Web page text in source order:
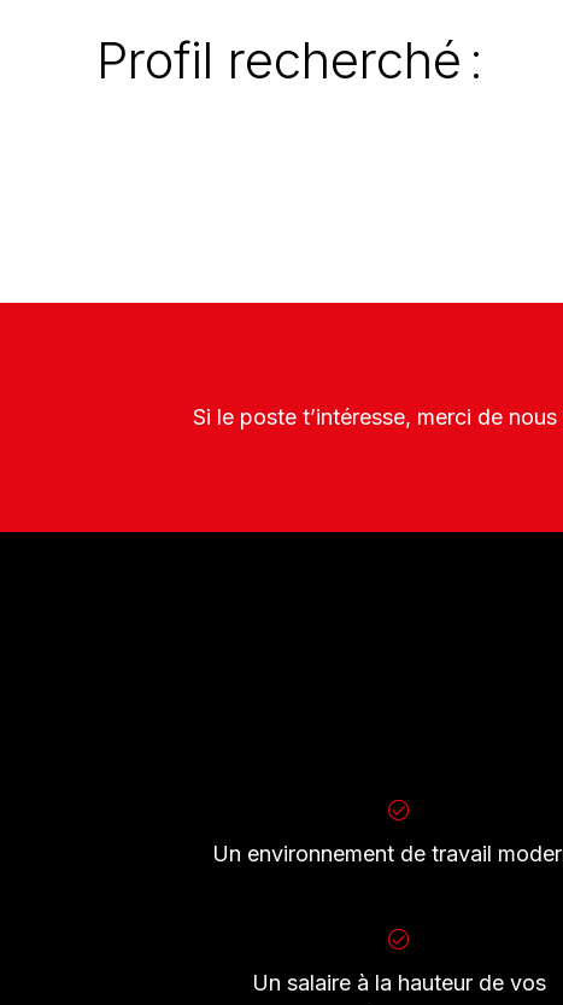
Profil recherché :
Si le poste t’intéresse, merci de
Un environnement de travail
Un salaire à la hauteur de vos